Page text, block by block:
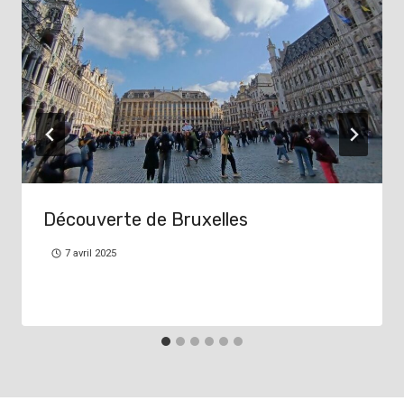
Découverte de Bruxelles
7 avril 2025